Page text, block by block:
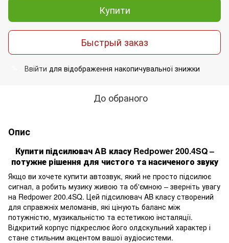
Купити
Быстрый заказ
Ввійти для відображення накопичувальної знижки
До обраного
Опис
Купити підсилювач AB класу Redpower 200.4SQ –
потужне рішення для чистого та насиченого звуку
Якщо ви хочете купити автозвук, який не просто підсилює
сигнал, а робить музику живою та об'ємною – зверніть увагу
на Redpower 200.4SQ. Цей підсилювач AB класу створений
для справжніх меломанів, які цінують баланс між
потужністю, музикальністю та естетикою інсталяції.
Відкритий корпус підкреслює його олдскульний характер і
стане стильним акцентом вашої аудіосистеми.